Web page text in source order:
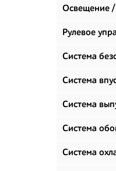
стекол
Освещение
Рулевое
Система
Система
Система
Система
Система